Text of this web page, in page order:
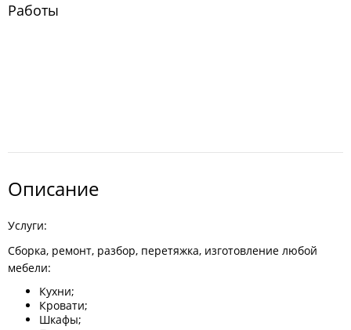
Работы
Описание
Услуги:
Сборка, ремонт, разбор, перетяжка, изготовление любой
мебели:
Кухни;
Кровати;
Шкафы;